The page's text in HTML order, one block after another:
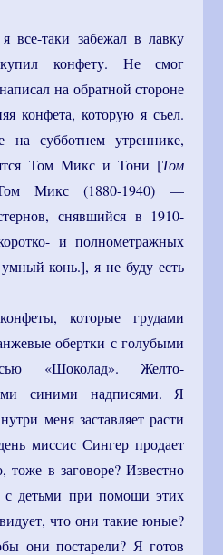
все-таки забежал в лавку
конфету. Не смог
на обратной стороне
конфета, которую я съел.
на субботнем утреннике,
Том Микс и Тони [Том
Микс (1880-1940) —
снявшийся в 1910-
и полнометражных
конь.], я не буду есть
которые грудами
обертки с голубыми
«Шоколад». Желто-
синими надписями. Я
меня заставляет расти
миссис Сингер продает
тоже в заговоре? Известно
с детьми при помощи этих
что они такие юные?
они постарели? Я готов